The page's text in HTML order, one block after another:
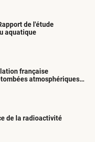
de l'étude
aquatique
française
atmosphériques
de la radioactivité